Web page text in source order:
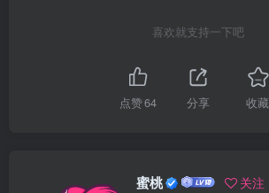
喜欢就支持一下吧
点赞64 分享 收藏
蜜桃 关注